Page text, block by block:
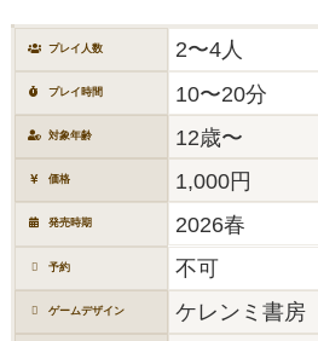
プレイ人数 2〜4人
プレイ時間 10〜20分
対象年齢 12歳〜
価格 1,000円
発売時期 2026春
予約 不可
ゲームデザイン ケレンミ書房